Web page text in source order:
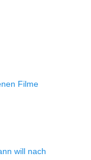
Filme
will nach